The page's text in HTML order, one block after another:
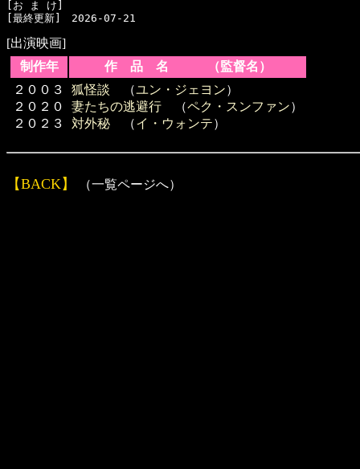
[お ま け]
[出演映画]
制作年
作 品 名 （監督名）
２００３
２０２０
２０２３
狐怪談 （ユン・ジェヨン）
妻たちの逃避行 （ペク・スンファン）
対外秘 （イ・ウォンテ）
【BACK】 （一覧ページへ）